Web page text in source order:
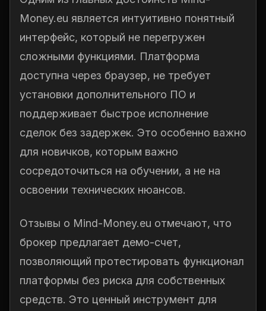
Money.eu является интуитивно понятный
интерфейс, который не перегружен
сложными функциями. Платформа
доступна через браузер, не требует
установки дополнительного ПО и
поддерживает быстрое исполнение
сделок без задержек. Это особенно важно
для новичков, которым важно
сосредоточиться на обучении, а не на
освоении технических нюансов.
Отзывы о Mind-Money.eu отмечают, что
брокер предлагает демо-счет,
позволяющий протестировать функционал
платформы без риска для собственных
средств. Это ценный инструмент для